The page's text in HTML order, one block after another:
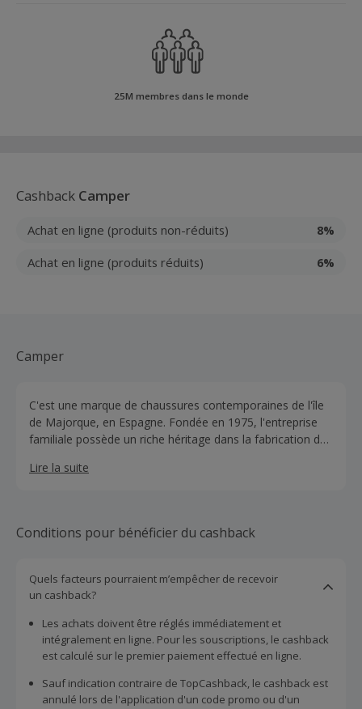
25M membres dans le monde
Cashback Camper
Achat en ligne (produits non-réduits) 8%
Achat en ligne (produits réduits) 6%
Camper
C'est une marque de chaussures contemporaines de l'île
de Majorque, en Espagne. Fondée en 1975, l'entreprise
familiale possède un riche héritage dans la fabrication de
uniques.
Lire la suite
Conditions pour bénéficier du cashback
Quels facteurs pourraient m’empêcher de recevoir
un cashback?
Les achats doivent être réglés immédiatement et
intégralement en ligne. Pour les souscriptions, le cashback
est calculé sur le premier paiement effectué en ligne.
Sauf indication contraire de TopCashback, le cashback est
annulé lors de l'application d'un code promo ou d'un